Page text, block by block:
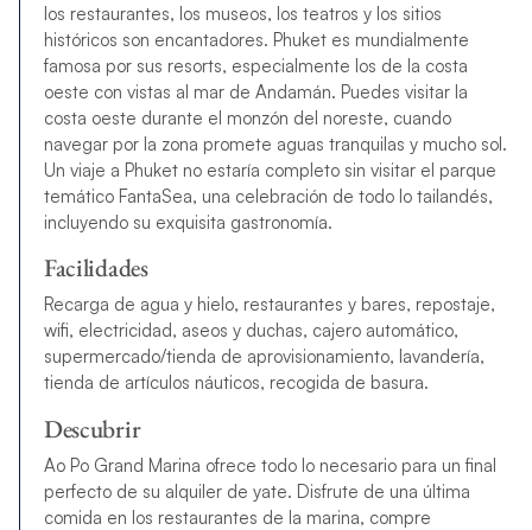
los restaurantes, los museos, los teatros y los sitios
históricos son encantadores. Phuket es mundialmente
famosa por sus resorts, especialmente los de la costa
oeste con vistas al mar de Andamán. Puedes visitar la
costa oeste durante el monzón del noreste, cuando
navegar por la zona promete aguas tranquilas y mucho sol.
Un viaje a Phuket no estaría completo sin visitar el parque
temático FantaSea, una celebración de todo lo tailandés,
incluyendo su exquisita gastronomía.
Facilidades
Recarga de agua y hielo, restaurantes y bares, repostaje,
wifi, electricidad, aseos y duchas, cajero automático,
supermercado/tienda de aprovisionamiento, lavandería,
tienda de artículos náuticos, recogida de basura.
Descubrir
Ao Po Grand Marina ofrece todo lo necesario para un final
perfecto de su alquiler de yate. Disfrute de una última
comida en los restaurantes de la marina, compre